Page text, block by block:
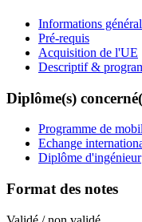
Informations
Pré-requis
Acquisition de l'UE
Descriptif &
Diplôme(s)
Programme de
Echange
Diplôme d'ingénieur
Format des notes